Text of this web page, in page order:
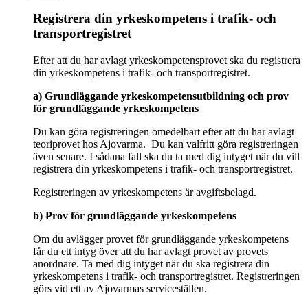
Registrera din yrkeskompetens i trafik- och
transportregistret
Efter att du har avlagt yrkeskompetensprovet ska du registrera
din yrkeskompetens i trafik- och transportregistret.
a) Grundläggande yrkeskompetensutbildning och prov
för grundläggande yrkeskompetens
Du kan göra registreringen omedelbart efter att du har avlagt
teoriprovet hos Ajovarma. Du kan valfritt göra registreringen
även senare. I sådana fall ska du ta med dig intyget när du vill
registrera din yrkeskompetens i trafik- och transportregistret.
Registreringen av yrkeskompetens är avgiftsbelagd.
b) Prov för grundläggande yrkeskompetens
Om du avlägger provet för grundläggande yrkeskompetens
får du ett intyg över att du har avlagt provet av provets
anordnare. Ta med dig intyget när du ska registrera din
yrkeskompetens i trafik- och transportregistret. Registreringen
görs vid ett av Ajovarmas serviceställen.